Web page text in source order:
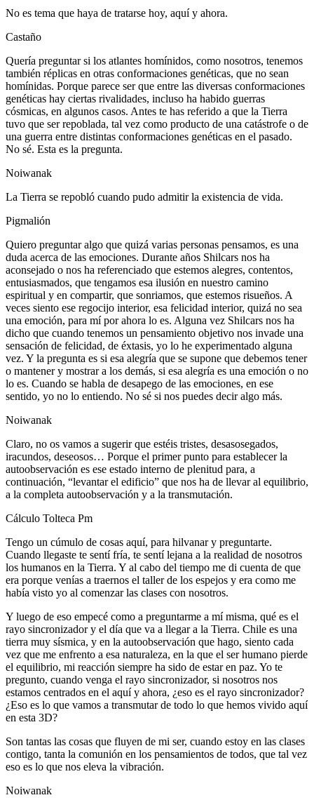
No es tema que haya de tratarse hoy, aquí y ahora.
Castaño
Quería preguntar si los atlantes homínidos, como nosotros, tenemos
también réplicas en otras conformaciones genéticas, que no sean
homínidas. Porque parece ser que entre las diversas conformaciones
genéticas hay ciertas rivalidades, incluso ha habido guerras
cósmicas, en algunos casos. Antes te has referido a que la Tierra
tuvo que ser repoblada, tal vez como producto de una catástrofe o de
una guerra entre distintas conformaciones genéticas en el pasado.
No sé. Esta es la pregunta.
Noiwanak
La Tierra se repobló cuando pudo admitir la existencia de vida.
Pigmalión
Quiero preguntar algo que quizá varias personas pensamos, es una
duda acerca de las emociones. Durante años Shilcars nos ha
aconsejado o nos ha referenciado que estemos alegres, contentos,
entusiasmados, que tengamos esa ilusión en nuestro camino
espiritual y en compartir, que sonriamos, que estemos risueños. A
veces siento ese regocijo interior, esa felicidad interior, quizá no sea
una emoción, para mí por ahora lo es. Alguna vez Shilcars nos ha
dicho que cuando tenemos un pensamiento objetivo nos invade una
sensación de felicidad, de éxtasis, yo lo he experimentado alguna
vez. Y la pregunta es si esa alegría que se supone que debemos tener
o mantener y mostrar a los demás, si esa alegría es una emoción o no
lo es. Cuando se habla de desapego de las emociones, en ese
sentido, yo no lo entiendo. No sé si nos puedes decir algo más.
Noiwanak
Claro, no os vamos a sugerir que estéis tristes, desasosegados,
iracundos, deseosos… Porque el primer punto para establecer la
autoobservación es ese estado interno de plenitud para, a
continuación, “levantar el edificio” que nos ha de llevar al equilibrio,
a la completa autoobservación y a la transmutación.
Cálculo Tolteca Pm
Tengo un cúmulo de cosas aquí, para hilvanar y preguntarte.
Cuando llegaste te sentí fría, te sentí lejana a la realidad de nosotros
los humanos en la Tierra. Y al cabo del tiempo me di cuenta de que
era porque venías a traernos el taller de los espejos y era como me
había visto yo al comenzar las clases con nosotros.
Y luego de eso empecé como a preguntarme a mí misma, qué es el
rayo sincronizador y el día que va a llegar a la Tierra. Chile es una
tierra muy sísmica, y en la autoobservación que hago, siento cada
vez que me enfrento a esa naturaleza, en la que el ser humano pierde
el equilibrio, mi reacción siempre ha sido de estar en paz. Yo te
pregunto, cuando venga el rayo sincronizador, si nosotros nos
estamos centrados en el aquí y ahora, ¿eso es el rayo sincronizador?
¿Eso es lo que vamos a transmutar de todo lo que hemos vivido aquí
en esta 3D?
Son tantas las cosas que fluyen de mi ser, cuando estoy en las clases
contigo, tanta la comunión en los pensamientos de todos, que tal vez
eso es lo que nos eleva la vibración.
Noiwanak